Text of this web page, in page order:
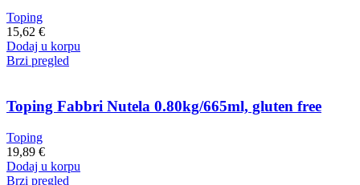
Toping
15,62 €
Dodaj u korpu
Brzi pregled
Toping Fabbri Nutela 0.80kg/665ml, gluten free
Toping
19,89 €
Dodaj u korpu
Brzi pregled